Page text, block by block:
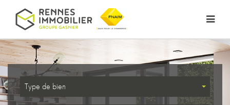
Type de bien